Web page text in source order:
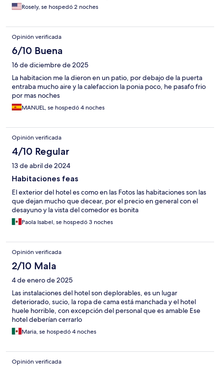
Rosely, se hospedó 2 noches
Opinión verificada
6/10 Buena
16 de diciembre de 2025
La habitacion me la dieron en un patio, por debajo de la puerta
entraba mucho aire y la calefaccion la ponia poco, he pasafo frio
por mas noches
MANUEL, se hospedó 4 noches
Opinión verificada
4/10 Regular
13 de abril de 2024
Habitaciones feas
El exterior del hotel es como en las Fotos las habitaciones son las
que dejan mucho que decear, por el precio en general con el
desayuno y la vista del comedor es bonita
Paola Isabel, se hospedó 3 noches
Opinión verificada
2/10 Mala
4 de enero de 2025
Las instalaciones del hotel son deplorables, es un lugar
deteriorado, sucio, la ropa de cama está manchada y el hotel
huele horrible, con excepción del personal que es amable Ese
hotel deberían cerrarlo
Maria, se hospedó 4 noches
Opinión verificada